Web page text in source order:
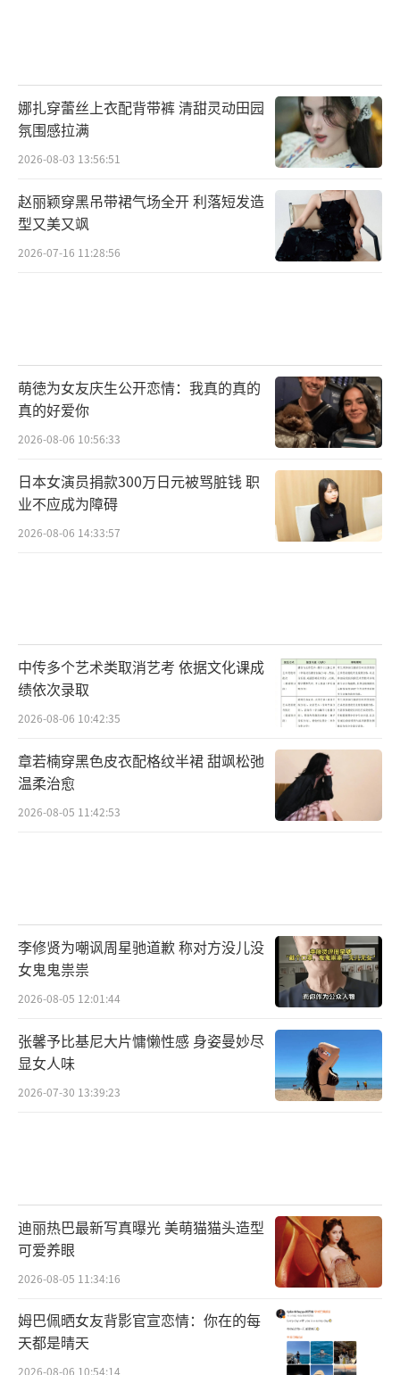
娜扎穿蕾丝上衣配背带裤 清甜灵动田园
氛围感拉满
2026-08-03 13:56:51
赵丽颖穿黑吊带裙气场全开 利落短发造
型又美又飒
2026-07-16 11:28:56
萌徳为女友庆生公开恋情：我真的真的
真的好爱你
2026-08-06 10:56:33
日本女演员捐款300万日元被骂脏钱 职
业不应成为障碍
2026-08-06 14:33:57
中传多个艺术类取消艺考 依据文化课成
绩依次录取
2026-08-06 10:42:35
章若楠穿黑色皮衣配格纹半裙 甜飒松弛
温柔治愈
2026-08-05 11:42:53
李修贤为嘲讽周星驰道歉 称对方没儿没
女鬼鬼祟祟
2026-08-05 12:01:44
张馨予比基尼大片慵懒性感 身姿曼妙尽
显女人味
2026-07-30 13:39:23
迪丽热巴最新写真曝光 美萌猫猫头造型
可爱养眼
2026-08-05 11:34:16
姆巴佩晒女友背影官宣恋情：你在的每
天都是晴天
2026-08-06 10:54:14